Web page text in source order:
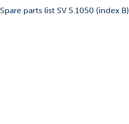
Spare parts list SV 5.1050 (index B)